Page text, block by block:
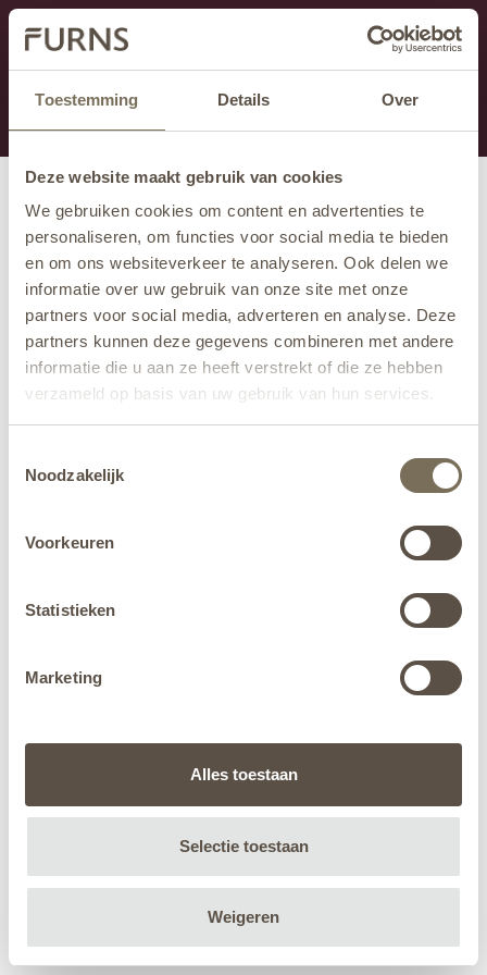
Toestemming Details Over
Deze website maakt gebruik van cookies
We gebruiken cookies om content en advertenties te
personaliseren, om functies voor social media te bieden
en om ons websiteverkeer te analyseren. Ook delen we
informatie over uw gebruik van onze site met onze
partners voor social media, adverteren en analyse. Deze
partners kunnen deze gegevens combineren met andere
informatie die u aan ze heeft verstrekt of die ze hebben
verzameld op basis van uw gebruik van hun services.
jehier.
Noodzakelijk
Voorkeuren
Statistieken
Marketing
Alles toestaan
Selectie toestaan
Weigeren
Dieser Abschnitt wird derzeit gewartet.
Wenn Sie Informationen vermissen, können Sie uns
unter +31 413 395 294 anrufen oder uns unter